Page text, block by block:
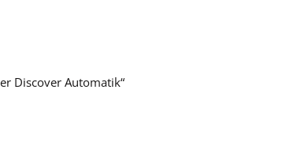
Discover Automatik“